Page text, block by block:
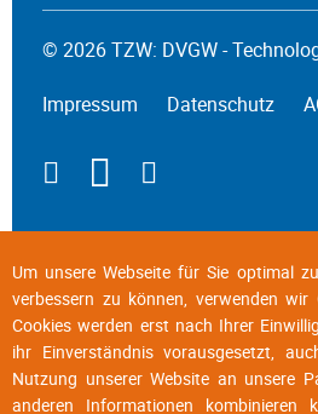
© 2026 TZW: DVGW -
Impressum Datenschutz
Um unsere Webseite für Sie optimal
verbessern zu können, verwenden
Cookies werden erst nach Ihrer
ihr Einverständnis vorausgesetzt,
Nutzung unserer Website an unsere
anderen Informationen kombinieren